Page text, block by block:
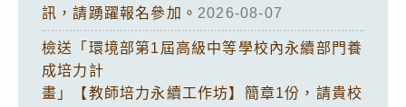
訊，請踴躍報名參加。 2026-08-07
檢送「環境部第1屆高級中等學校內永續部門養
成培力計
畫」【教師培力永續工作坊】簡章1份，請貴校